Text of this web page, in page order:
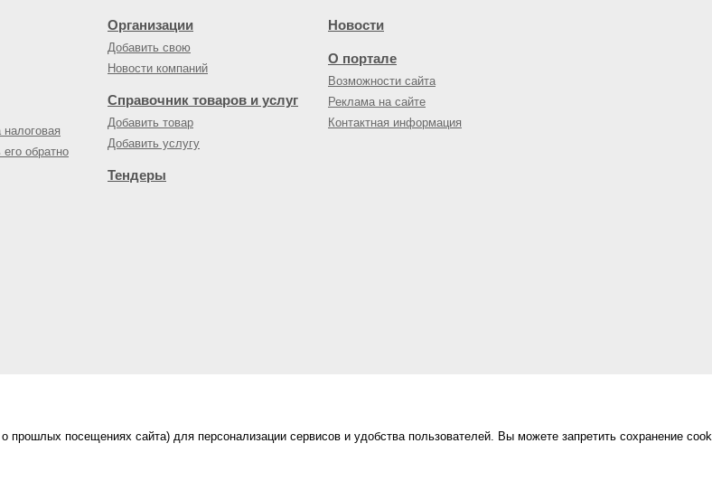
посещениях сайта) для персонализации сервисов и удобства пользователей. Вы можете запретить сохранение
обратно
Организации
Добавить свою
Новости компаний
Справочник товаров и услуг
Добавить товар
Добавить услугу
Тендеры
Новости
О портале
Возможности сайта
Реклама на сайте
Контактная информация